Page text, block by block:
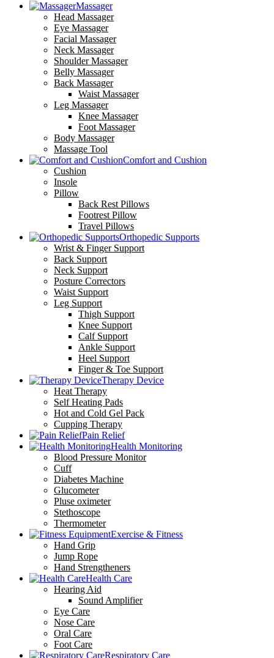
Massager
Head Massager
Eye Massager
Facial Massager
Neck Massager
Shoulder Massager
Belly Massager
Back Massager
Waist Massager
Leg Massager
Knee Massager
Foot Massager
Body Massager
Massage Tool
Comfort and Cushion
Cushion
Insole
Pillow
Back Rest Pillows
Footrest Pillow
Travel Pillows
Orthopedic Supports
Wrist & Finger Support
Back Support
Neck Support
Posture Correctors
Waist Support
Leg Support
Thigh Support
Knee Support
Calf Support
Ankle Support
Heel Support
Finger & Toe Support
Therapy Device
Heat Therapy
Self Heating Pads
Hot and Cold Gel Pack
Cupping Therapy
Pain Relief
Health Monitoring
Blood Pressure Monitor
Cuff
Diabetes Machine
Glucometer
Pluse oximeter
Stethoscope
Thermometer
Exercise & Fitness
Hand Grip
Jump Rope
Hand Strengtheners
Health Care
Hearing Aid
Sound Amplifier
Eye Care
Nose Care
Oral Care
Foot Care
Respiratory Care